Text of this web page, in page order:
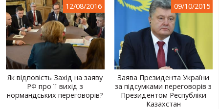
ВІДЕО
UKRSTREAM.TV
ВІДЕО ЗМІ
АМАТОРСЬКЕ ВІДЕО
ХУДОЖНІ ТА ДОКУМЕНТАЛЬНІ ПРОЕКТИ
12/08/2016
Як відповість Захід на заяву
РФ про її вихід з
нормандських переговорів?
09/10/2015
Заява Президента України
за підсумками переговорів з
Президентом Республіки
Казахстан